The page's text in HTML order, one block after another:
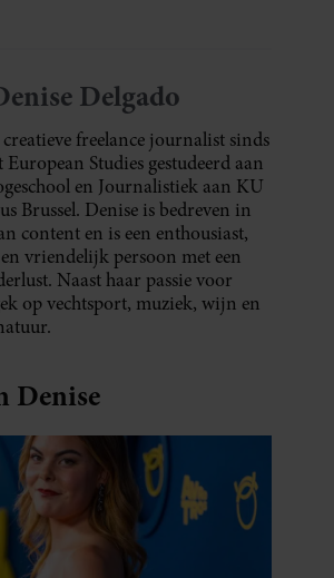
Delgado
creatieve freelance journalist sinds
European Studies gestudeerd aan
en Journalistiek aan KU
Brussel. Denise is bedreven in
content en is een enthousiast,
vriendelijk persoon met een
Naast haar passie voor
op vechtsport, muziek, wijn en
Denise